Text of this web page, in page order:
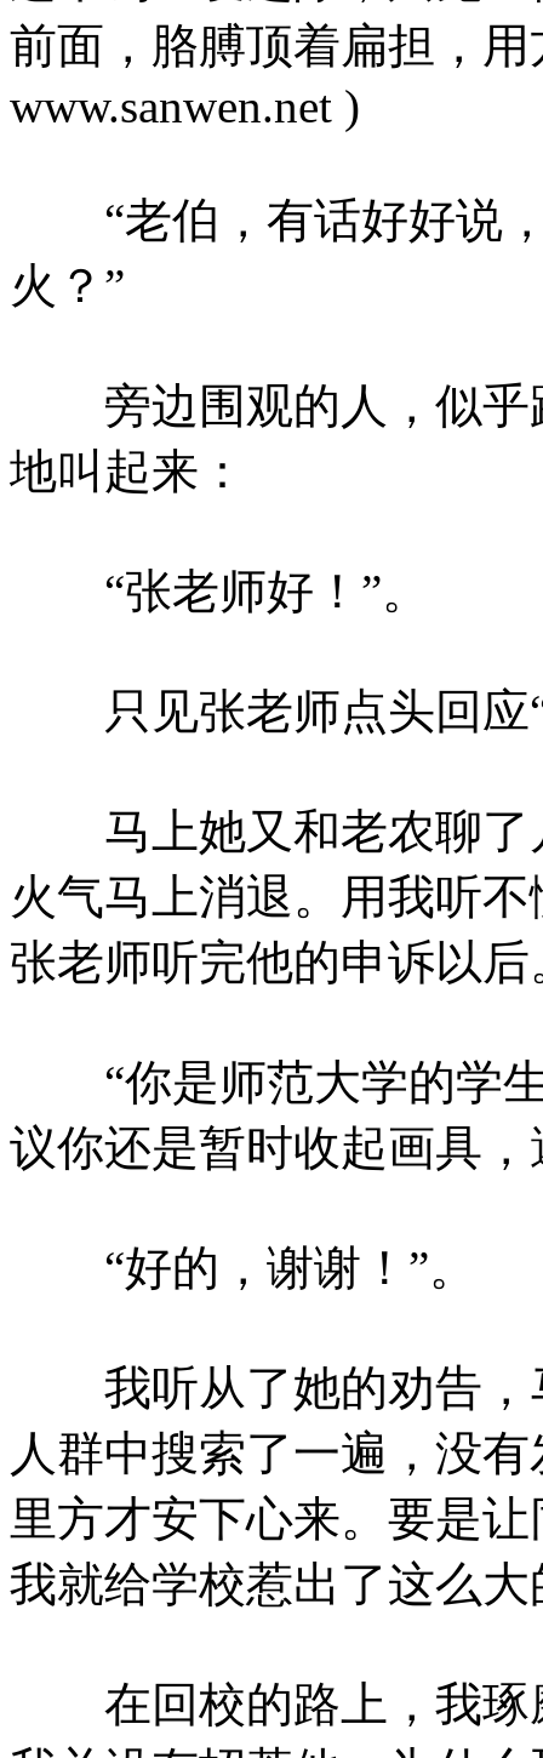
前面，胳膊顶着扁担，
www.sanwen.net )
“老伯，有话好好说，
火？”
旁边围观的人，似乎
地叫起来：
“张老师好！”。
只见张老师点头回应“
马上她又和老农聊了
火气马上消退。用我听
张老师听完他的申诉以
“你是师范大学的学生
议你还是暂时收起画具
“好的，谢谢！”。
我听从了她的劝告，
人群中搜索了一遍，没
里方才安下心来。要是
我就给学校惹出了这么
在回校的路上，我琢